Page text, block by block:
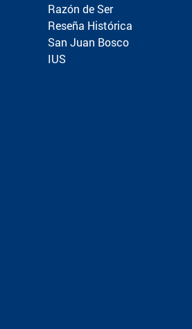
Razón de Ser
Reseña Histórica
San Juan Bosco
IUS